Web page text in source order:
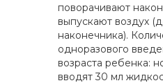
поворачивают
выпускают воздух
наконечника).
одноразового
возраста ребенка:
вводят 30 мл